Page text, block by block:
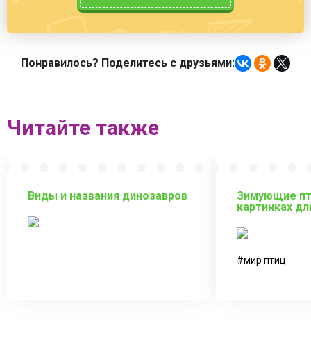
Понравилось? Поделитесь с друзьями:
Читайте также
Виды и названия динозавров
Зимующие
картинках
мир птиц